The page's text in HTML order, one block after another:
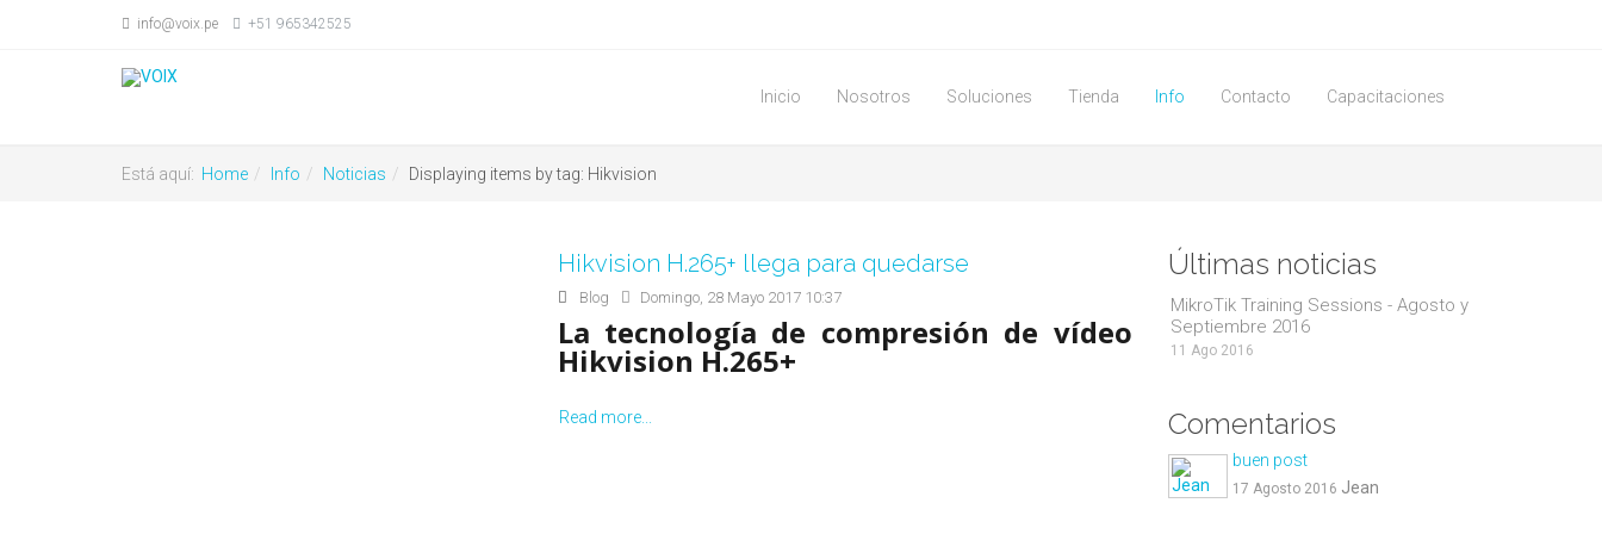
info@voix.pe +51 965342525
Inicio Nosotros Soluciones Tienda Info Contacto Capacitaciones
Está aquí: Home Info Noticias Displaying items by tag: Hikvision
Hikvision H.265+ llega para quedarse
Blog Domingo, 28 Mayo 2017 10:37
La tecnología de compresión de vídeo
Hikvision H.265+
Read more...
Últimas noticias
MikroTik Training Sessions - Agosto y
Septiembre 2016
11 Ago 2016
Comentarios
buen post
17 Agosto 2016 Jean